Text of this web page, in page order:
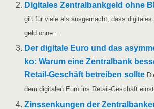
Digi­ta­les Zen­tral­bank­geld ohne
gilt für vie­le als aus­ge­macht, dass
geld ohne…
Der digi­ta­le Euro und das
ko: War­um eine Zen­tral­bank
Retail-Geschäft betrei­ben soll­te
dem digi­ta­len Euro ins Retail-Geschäft
Zins­sen­kun­gen der